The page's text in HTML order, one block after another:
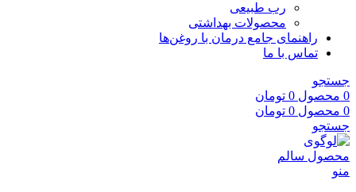
رب طبیعی
محصولات بهداشتی
راهنمای جامع درمان با روغن‌ها
تماس با ما
جستجو
0 محصول 0 تومان
0 محصول 0 تومان
جستجو
منو